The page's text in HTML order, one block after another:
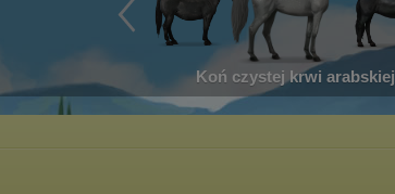
Koń czystej krwi arabskiej